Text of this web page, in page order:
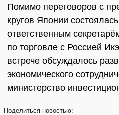
Помимо переговоров с
кругов Японии
ответственным
по торговле с Россией
встрече обсуждалось
экономического
министерство
Поделиться новостью: